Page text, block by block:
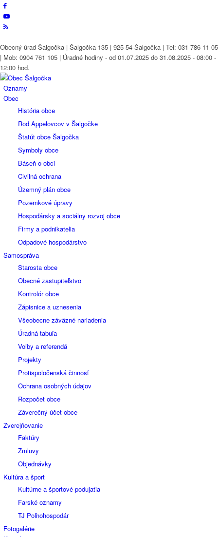
Obecný úrad Šalgočka | Šalgočka 135 | 925 54 Šalgočka | Tel: 031 786 11 05
| Mob: 0904 761 105 | Úradné hodiny - od 01.07.2025 do 31.08.2025 - 08:00 -
12:00 hod.
Oznamy
Obec
História obce
Rod Appelovcov v Šalgočke
Štatút obce Šalgočka
Symboly obce
Báseň o obci
Civilná ochrana
Územný plán obce
Pozemkové úpravy
Hospodársky a sociálny rozvoj obce
Firmy a podnikatelia
Odpadové hospodárstvo
Samospráva
Starosta obce
Obecné zastupiteľstvo
Kontrolór obce
Zápisnice a uznesenia
Všeobecne záväzné nariadenia
Úradná tabuľa
Voľby a referendá
Projekty
Protispoločenská činnosť
Ochrana osobných údajov
Rozpočet obce
Záverečný účet obce
Zverejňovanie
Faktúry
Zmluvy
Objednávky
Kultúra a šport
Kultúrne a športové podujatia
Farské oznamy
TJ Poľnohospodár
Fotogalérie